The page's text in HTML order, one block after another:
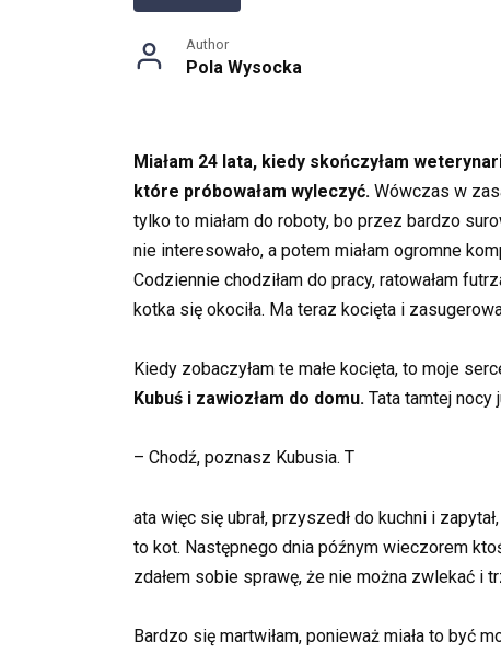
Author
Pola Wysocka
Miałam 24 lata, kiedy skończyłam
które próbowałam wyleczyć. Wówczas w
tylko to miałam do roboty, bo przez bardzo
nie interesowało, a potem miałam ogromne
Codziennie chodziłam do pracy, ratowałam
kotka się okociła. Ma teraz kocięta i
Kiedy zobaczyłam te małe kocięta, to moje
Kubuś i zawiozłam do domu. Tata tamtej nocy
– Chodź, poznasz Kubusia. T
ata więc się ubrał, przyszedł do kuchni i
to kot. Następnego dnia późnym wieczorem
zdałem sobie sprawę, że nie można zwlekać i
Bardzo się martwiłam, ponieważ miała to być